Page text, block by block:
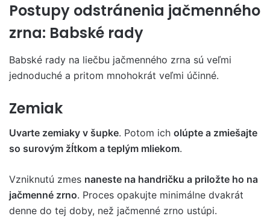
Postupy odstránenia jačmenného
zrna: Babské rady
Babské rady na liečbu jačmenného zrna sú veľmi
jednoduché a pritom mnohokrát veľmi účinné.
Zemiak
Uvarte zemiaky v šupke. Potom ich olúpte a zmiešajte
so surovým žĺtkom a teplým mliekom.
Vzniknutú zmes naneste na handričku a priložte ho na
jačmenné zrno. Proces opakujte minimálne dvakrát
denne do tej doby, než jačmenné zrno ustúpi.